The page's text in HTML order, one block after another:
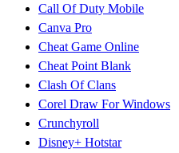
Call Of Duty Mobile
Canva Pro
Cheat Game Online
Cheat Point Blank
Clash Of Clans
Corel Draw For Windows
Crunchyroll
Disney+ Hotstar